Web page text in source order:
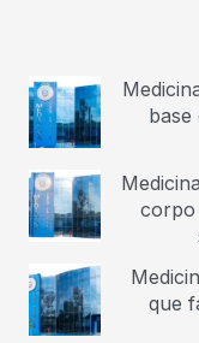
corpo
que